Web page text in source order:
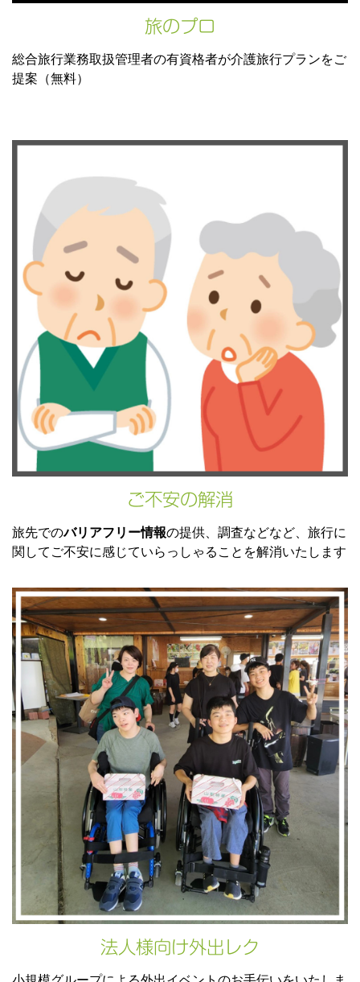
旅のプロ
総合旅行業務取扱管理者の有資格者が介護旅行プランをご
提案（無料）
ご不安の解消
旅先でのバリアフリー情報の提供、調査などなど、旅行に
関してご不安に感じていらっしゃることを解消いたします
法人様向け外出レク